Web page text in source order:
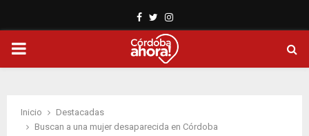
Facebook
TwitterInstagram
PRIMARY
Inicio
Destacadas
Buscan a una mujer desaparecida en Córdoba